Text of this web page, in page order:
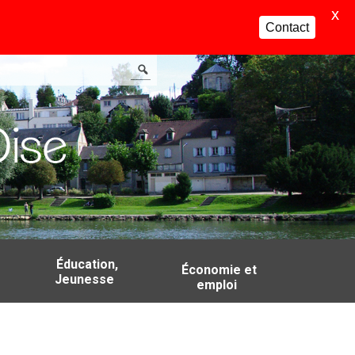
Éducation,
Jeunesse
Économie et
emploi
Contact
X